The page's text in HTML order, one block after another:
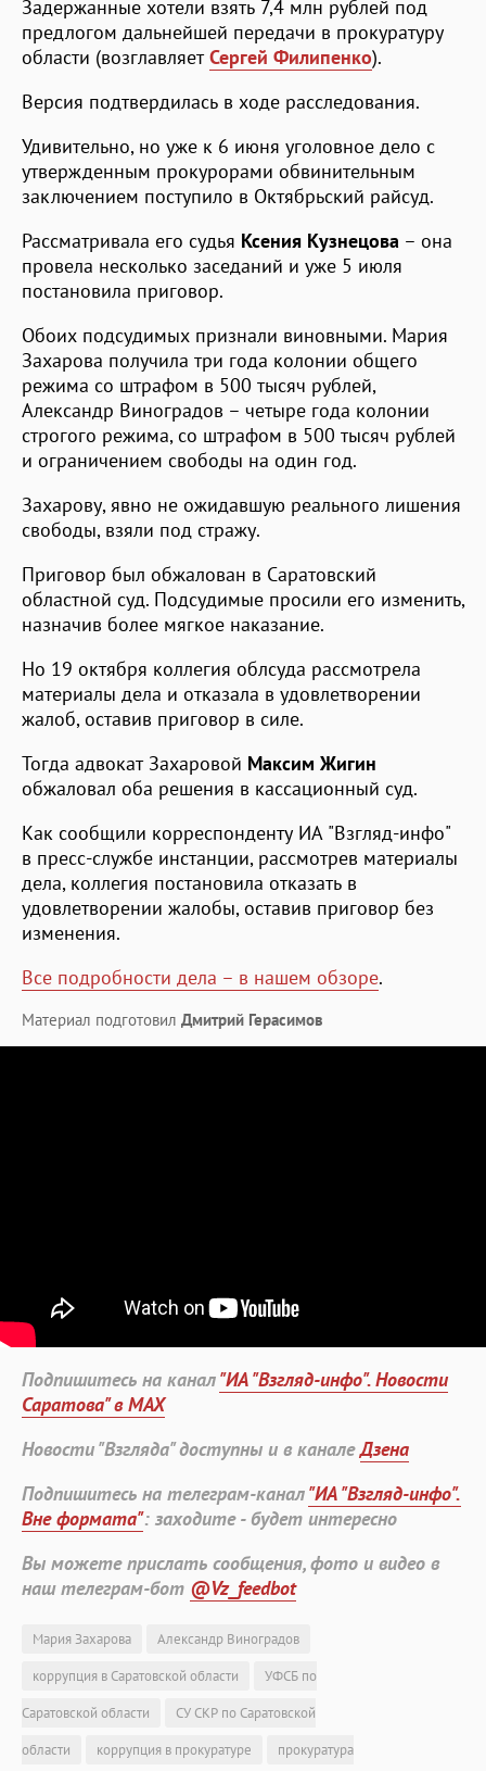
Задержанные хотели взять 7,4 млн рублей под
предлогом дальнейшей передачи в прокуратуру
области (возглавляетСергей Филипенко).
Версия подтвердилась в ходе расследования.
Удивительно, но уже к 6 июня уголовное дело с
утвержденным прокурорами обвинительным
заключением поступило в Октябрьский райсуд.
Рассматривала его судья Ксения Кузнецова – она
провела несколько заседаний и уже 5 июля
постановила приговор.
Обоих подсудимых признали виновными. Мария
Захарова получила три года колонии общего
режима со штрафом в 500 тысяч рублей,
Александр Виноградов – четыре года колонии
строгого режима, со штрафом в 500 тысяч рублей
и ограничением свободы на один год.
Захарову, явно не ожидавшую реального лишения
свободы, взяли под стражу.
Приговор был обжалован в Саратовский
областной суд. Подсудимые просили его изменить,
назначив более мягкое наказание.
Но 19 октября коллегия облсуда рассмотрела
материалы дела и отказала в удовлетворении
жалоб, оставив приговор в силе.
Тогда адвокат Захаровой Максим Жигин
обжаловал оба решения в кассационный суд.
Как сообщили корреспонденту ИА "Взгляд-инфо"
в пресс-службе инстанции, рассмотрев материалы
дела, коллегия постановила отказать в
удовлетворении жалобы, оставив приговор без
изменения.
Все подробности дела – в нашем обзоре.
Материал подготовил Дмитрий Герасимов
Подпишитесь на канал"ИА "Взгляд-инфо". Новости
Саратова" в MAX
Новости "Взгляда" доступны и в каналеДзена
Подпишитесь на телеграм-канал"ИА "Взгляд-инфо".
Вне формата": заходите - будет интересно
Вы можете прислать сообщения, фото и видео в
наш телеграм-бот @Vz_feedbot
Мария Захарова
Александр Виноградов
коррупция в Саратовской области
УФСБ по
Саратовской области
СУ СКР по Саратовской
области
коррупция в прокуратуре прокуратура